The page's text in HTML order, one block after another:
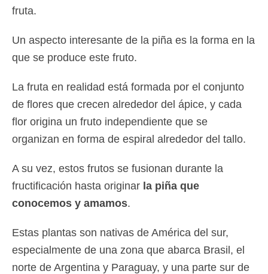
fruta.
Un aspecto interesante de la piña es la forma en la
que se produce este fruto.
La fruta en realidad está formada por el conjunto
de flores que crecen alrededor del ápice, y cada
flor origina un fruto independiente que se
organizan en forma de espiral alrededor del tallo.
A su vez, estos frutos se fusionan durante la
fructificación hasta originar la piña que
conocemos y amamos.
Estas plantas son nativas de América del sur,
especialmente de una zona que abarca Brasil, el
norte de Argentina y Paraguay, y una parte sur de